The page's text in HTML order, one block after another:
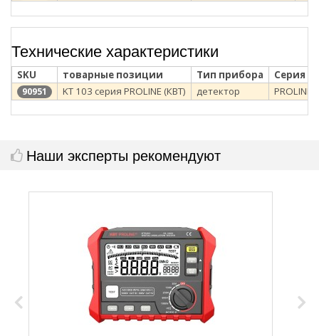
Технические характеристики
SKU товарные позиции Тип прибора Серия
90951 KT 103 серия PROLINE (КВТ) детектор PROLINE
Наши эксперты рекомендуют